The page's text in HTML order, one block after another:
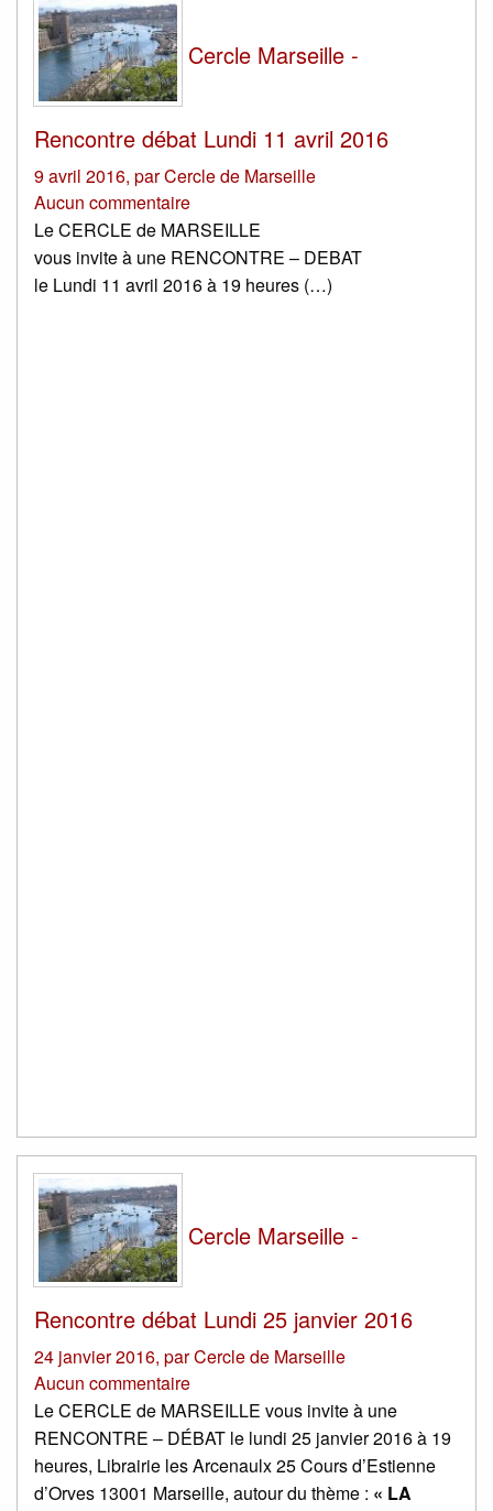
Cercle Marseille -
Rencontre débat Lundi 11 avril 2016
9 avril 2016, parCercle de Marseille
Aucun commentaire
Le CERCLE de MARSEILLE
vous invite à une RENCONTRE – DEBAT
le Lundi 11 avril 2016 à 19 heures (…)
Cercle Marseille -
Rencontre débat Lundi 25 janvier 2016
24 janvier 2016, parCercle de Marseille
Aucun commentaire
Le CERCLE de MARSEILLE vous invite à une
RENCONTRE – DÉBAT le lundi 25 janvier 2016 à 19
heures, Librairie les Arcenaulx 25 Cours d’Estienne
d’Orves 13001 Marseille, autour du thème : « LA